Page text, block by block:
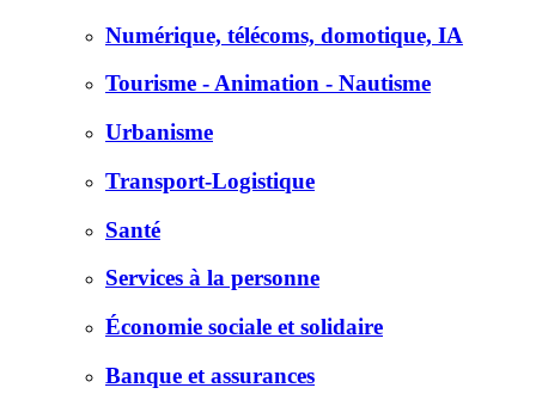
Numérique, télécoms, domotique, IA
Tourisme - Animation - Nautisme
Urbanisme
Transport-Logistique
Santé
Services à la personne
Économie sociale et solidaire
Banque et assurances